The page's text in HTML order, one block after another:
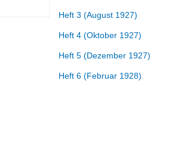
Heft 3 (August 1927)
Heft 4 (Oktober 1927)
Heft 5 (Dezember 1927)
Heft 6 (Februar 1928)